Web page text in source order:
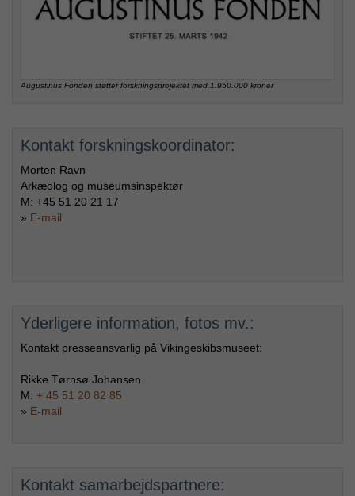
Augustinus Fonden støtter forskningsprojektet med 1.950.000 kroner
Kontakt forskningskoordinator:
Morten Ravn
Arkæolog og museumsinspektør
M: +45 51 20 21 17
» E-mail
Yderligere information, fotos mv.:
Kontakt presseansvarlig på Vikingeskibsmuseet:
Rikke Tørnsø Johansen
M: + 45 51 20 82 85
» E-mail
Kontakt samarbejdspartnere: